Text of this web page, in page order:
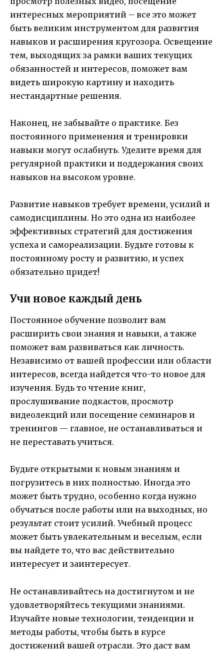
интересных мероприятий – все это может
быть великим инструментом для развития
навыков и расширения кругозора. Освещение
тем, выходящих за рамки ваших текущих
обязанностей и интересов, поможет вам
видеть широкую картину и находить
нестандартные решения.
Наконец, не забывайте о практике. Без
постоянного применения и тренировки
навыки могут ослабнуть. Уделите время для
регулярной практики и поддержания своих
навыков на высоком уровне.
Развитие навыков требует времени, усилий и
самодисциплины. Но это одна из наиболее
эффективных стратегий для достижения
успеха и самореализации. Будьте готовы к
постоянному росту и развитию, и успех
обязательно придет!
Учи новое каждый день
Постоянное обучение позволит вам
расширить свои знания и навыки, а также
поможет вам развиваться как личность.
Независимо от вашей профессии или области
интересов, всегда найдется что-то новое для
изучения. Будь то чтение книг,
прослушивание подкастов, просмотр
видеолекций или посещение семинаров и
тренингов — главное, не останавливаться и
не переставать учиться.
Будьте открытыми к новым знаниям и
погрузитесь в них полностью. Иногда это
может быть трудно, особенно когда нужно
обучаться после работы или на выходных, но
результат стоит усилий. Учебный процесс
может быть увлекательным и веселым, если
вы найдете то, что вас действительно
интересует и заинтересует.
Не останавливайтесь на достигнутом и не
удовлетворяйтесь текущими знаниями.
Изучайте новые технологии, тенденции и
методы работы, чтобы быть в курсе
достижений вашей отрасли. Это даст вам